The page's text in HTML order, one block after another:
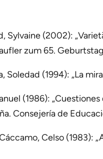
Sylvaine (2002):
zum 65.
Soledad (1994): „La
(1986):
Consejería de
Celso (1983):